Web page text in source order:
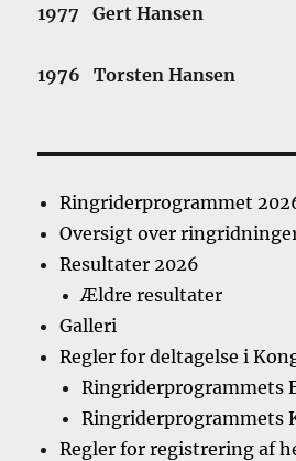
1977 Gert Hansen
1976 Torsten Hansen
Ringriderprogrammet
Oversigt over
Resultater 2026
Ældre resultater
Galleri
Regler for deltagelse i
Ringriderprogrammets
Ringriderprogrammets
Regler for registrering af